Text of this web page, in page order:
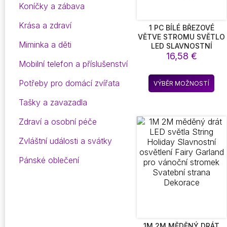
Koníčky a zábava
Krása a zdraví
Miminka a děti
Mobilní telefon a příslušenství
Potřeby pro domácí zvířata
Tašky a zavazadla
Zdraví a osobní péče
Zvláštní události a svátky
Pánské oblečení
1 PC BÍLÉ BŘEZOVÉ
VĚTVE STROMU SVĚTLO
LED SLAVNOSTNÍ
SVĚTLA NA BATERIE PRO
PÁRTY SVATEBNÍ
DEKORACE VĚTVIČKA
VENKOVNÍ SVĚTLA
16,58 €
VÝBĚR MOŽNOSTÍ
lze
na